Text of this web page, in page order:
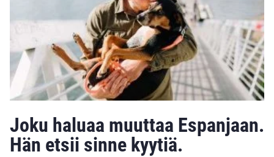
Joku haluaa muuttaa Espanjaan.
Hän etsii sinne kyytiä.